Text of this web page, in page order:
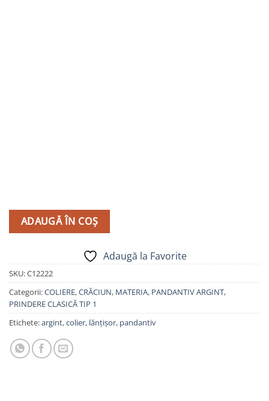
ADAUGĂ ÎN COȘ
Adaugă la Favorite
SKU:C12222
Categorii:COLIERE,CRĂCIUN, MATERIA, PANDANTIV ARGINT,
PRINDERE CLASICĂ TIP 1
Etichete:argint,colier, lănțișor, pandantiv